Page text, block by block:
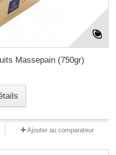
Massepain (750gr)
Ajouter au comparateur